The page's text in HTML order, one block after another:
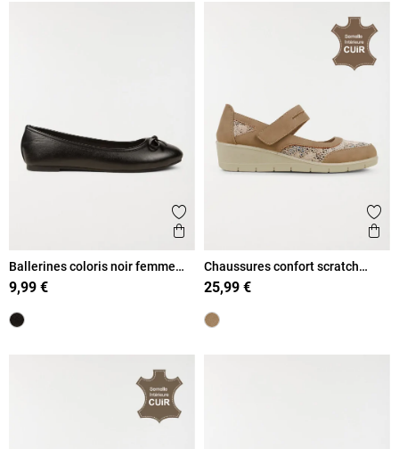
Ajouter aux favoris
Aperçu rapide
Ballerines coloris noir femme
(37-42)
9,99 €
Chaussures confort scratch
femme (36-41)
25,99 €